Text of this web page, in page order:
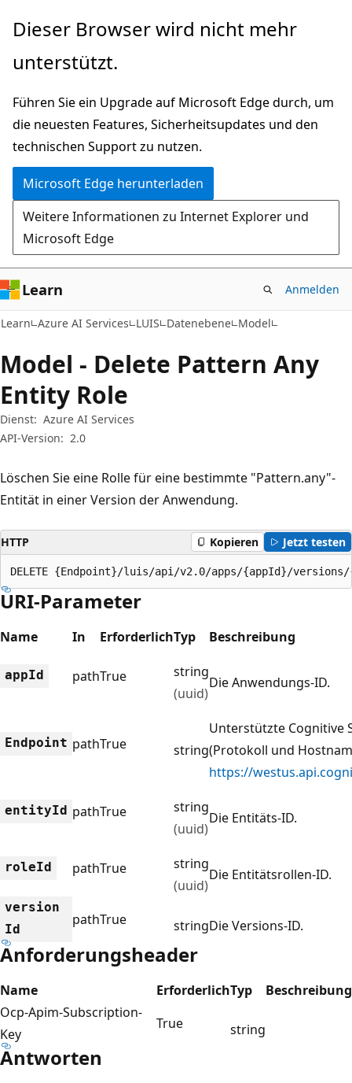
Zu
wechseln
Zur
springen
Dieser Browser wird nicht mehr
unterstützt.
Führen Sie ein Upgrade auf Microsoft Edge durch, um
die neuesten Features, Sicherheitsupdates und den
technischen Support zu nutzen.
Microsoft Edge herunterladen
Weitere Informationen zu Internet Explorer und
Microsoft Edge
Learn Anmelden
Learn Azure AI Services LUIS Datenebene Model
Model - Delete Pattern Any
Entity Role
Dienst: Azure AI Services
API-Version: 2.0
Löschen Sie eine Rolle für eine bestimmte "Pattern.any"-
Entität in einer Version der Anwendung.
HTTP Kopieren Jetzt testen
DELETE {Endpoint}/luis/api/v2.0/apps/{appId}/
URI-Parameter
Name In ErforderlichTyp Beschreibung
appId pathTrue
string
(uuid)
Die Anwendungs-ID.
Endpoint pathTrue string
Unterstützte Cognitive
(Protokoll und
https://
entityId pathTrue
string
(uuid)
Die Entitäts-ID.
roleId pathTrue
string
(uuid)
Die Entitätsrollen-ID.
version
Id
pathTrue stringDie Versions-ID.
Anforderungsheader
Name ErforderlichTyp
Beschreibung
Ocp-Apim-Subscription-
Key
True string
Antworten